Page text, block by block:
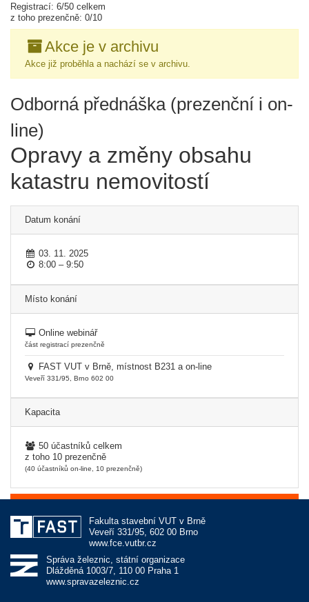
Registrací: 6/50 celkem
z toho prezenčně: 0/10
Akce je v archivu
Akce již proběhla a nachází se v archivu.
Odborná přednáška (prezenční i on-
line)
Opravy a změny obsahu
katastru nemovitostí
Datum konání
03. 11. 2025
8:00 – 9:50
Místo konání
Online webinář
část registrací prezenčně
FAST VUT v Brně, místnost B231 a on-line
Veveří 331/95, Brno 602 00
Kapacita
50 účastníků celkem
z toho 10 prezenčně
(40 účastníků on-line, 10 prezenčně)
Fakulta stavební VUT v Brně
Veveří 331/95, 602 00 Brno
www.fce.vutbr.cz
Správa železnic, státní organizace
Dlážděná 1003/7, 110 00 Praha 1
www.spravazeleznic.cz